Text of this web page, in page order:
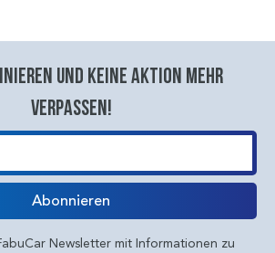
und keine aktion mehr
verpassen!
Abonnieren
Newsletter mit Informationen zu